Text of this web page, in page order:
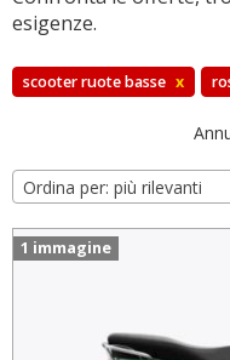
esigenze.
scooter ruote basse x
Ordina per: più rilevanti
1 immagine